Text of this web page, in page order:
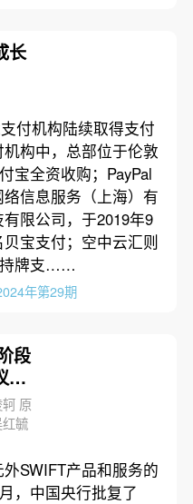
长
付机构陆续取得支付
构中，总部位于伦敦
宝全资收购；PayPal
络信息服务（上海）有
限公司，于2019年9
宝支付；空中云汇则
持牌支……
年第29期
段
题
原
毓
SWIFT产品和服务的
，中国央行批复了